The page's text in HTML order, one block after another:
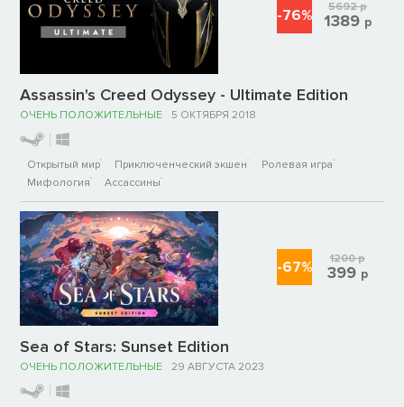
Assassin's Creed Odyssey - Ultimate Edition
ОЧЕНЬ ПОЛОЖИТЕЛЬНЫЕ 5 ОКТЯБРЯ 2018
Открытый мир Приключенческий экшен
Ролевая игра
Мифология
Ассассины
-76% 5692р
1389 р
Sea of Stars: Sunset Edition
ОЧЕНЬ ПОЛОЖИТЕЛЬНЫЕ 29 АВГУСТА 2023
-67% 1200р
399 р